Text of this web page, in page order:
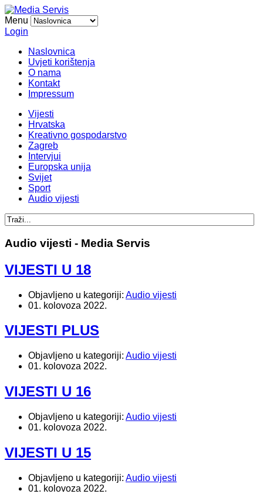
Menu
Login
Naslovnica
Uvjeti korištenja
O nama
Kontakt
Impressum
Vijesti
Hrvatska
Kreativno gospodarstvo
Zagreb
Intervjui
Europska unija
Svijet
Sport
Audio vijesti
Audio vijesti - Media Servis
VIJESTI U 18
Objavljeno u kategoriji: Audio vijesti
01. kolovoza 2022.
VIJESTI PLUS
Objavljeno u kategoriji: Audio vijesti
01. kolovoza 2022.
VIJESTI U 16
Objavljeno u kategoriji: Audio vijesti
01. kolovoza 2022.
VIJESTI U 15
Objavljeno u kategoriji: Audio vijesti
01. kolovoza 2022.